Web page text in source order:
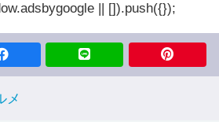
|| []).push({});
メ